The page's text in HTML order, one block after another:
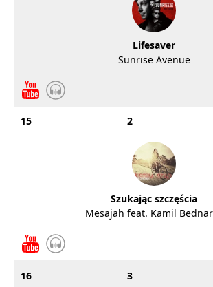
Lifesaver
Sunrise Avenue
15 2
Szukając szczęścia
Mesajah feat. Kamil
16 3